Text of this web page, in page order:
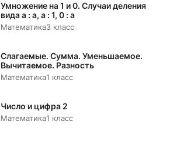
Умножение на 1 и 0. Случаи деления
вида а : а, а : 1, 0 : а
Математика3 класс
Слагаемые. Сумма. Уменьшаемое.
Вычитаемое. Разность
Математика1 класс
Число и цифра 2
Математика1 класс